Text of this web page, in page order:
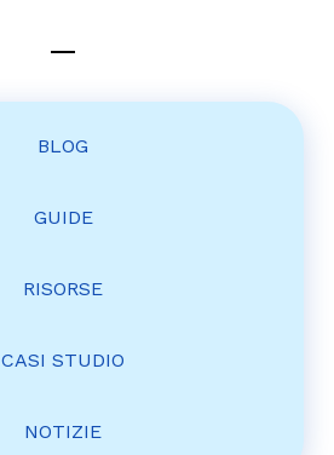
BLOG
GUIDE
RISORSE
CASI STUDIO
NOTIZIE